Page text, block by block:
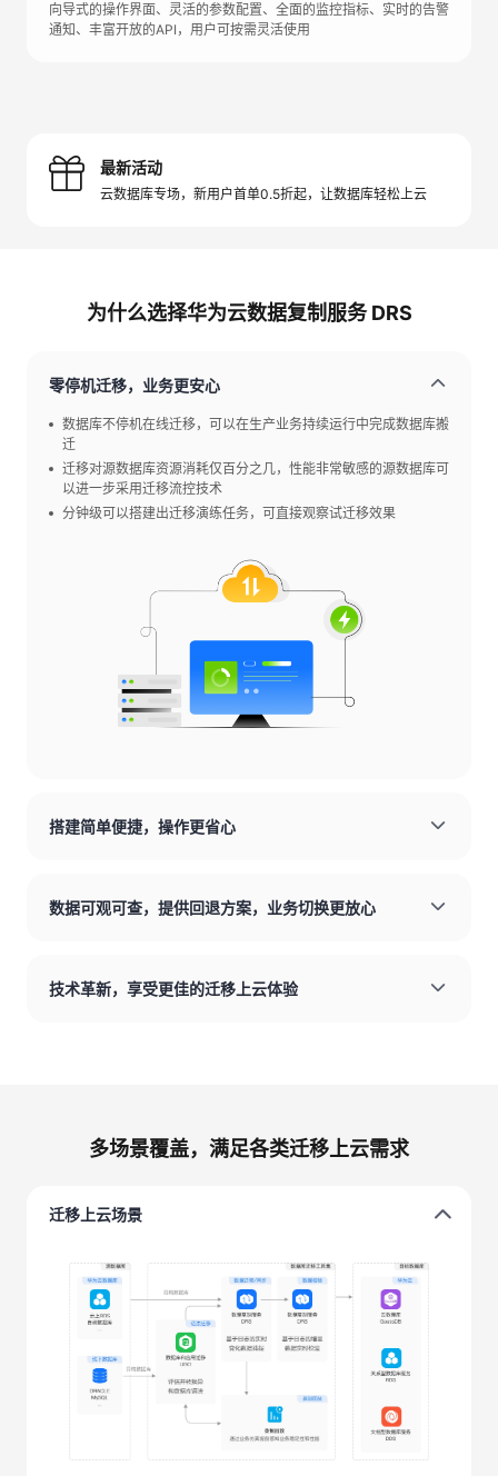
向导式的操作界面、灵活的参数配置、全面的监控指标、实时的告警
通知、丰富开放的API，用户可按需灵活使用
最新活动
云数据库专场，新用户首单0.5折起，让数据库轻松上云
为什么选择华为云数据复制服务 DRS
零停机迁移，业务更安心
数据库不停机在线迁移，可以在生产业务持续运行中完成数据库搬
迁
迁移对源数据库资源消耗仅百分之几，性能非常敏感的源数据库可
以进一步采用迁移流控技术
分钟级可以搭建出迁移演练任务，可直接观察试迁移效果
搭建简单便捷，操作更省心
数据可观可查，提供回退方案，业务切换更放心
技术革新，享受更佳的迁移上云体验
多场景覆盖，满足各类迁移上云需求
迁移上云场景